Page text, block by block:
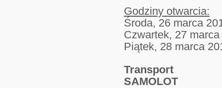
Godziny otwarcia:
Środa, 26 marca
Czwartek, 27
Piątek, 28 marca
Transport
SAMOLOT